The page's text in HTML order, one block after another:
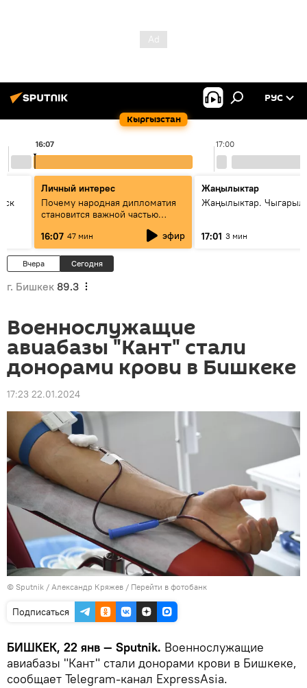
Кыргызстан
РУС
17:00
16:07
Личный интерес
Почему народная дипломатия
становится важной частью
сотрудничества
16:07 47 мин эфир
Жаңылыктар
Жаңылыктар.
17:01 3 мин
Вчера Сегодня
г. Бишкек 89.3
Военнослужащие
авиабазы "Кант" стали
донорами крови в Бишкеке
17:23 22.01.2024
© Sputnik / Александр Кряжев / Перейти в фотобанк
Подписаться
БИШКЕК, 22 янв — Sputnik. Военнослужащие
авиабазы "Кант" стали донорами крови в Бишкеке,
сообщает Telegram-канал ExpressAsia.